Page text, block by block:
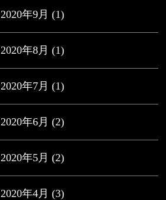
2020年9月 (1)
2020年8月 (1)
2020年7月 (1)
2020年6月 (2)
2020年5月 (2)
2020年4月 (3)